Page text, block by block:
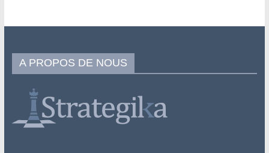
A PROPOS DE NOUS